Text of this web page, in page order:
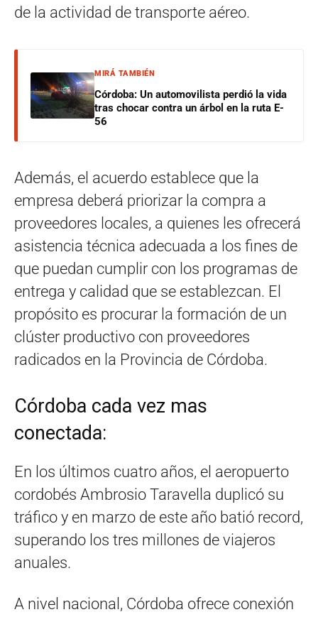
de la actividad de transporte aéreo.
MIRÁ TAMBIÉN
Córdoba: Un automovilista perdió la vida
tras chocar contra un árbol en la ruta E-
56
Además, el acuerdo establece que la
empresa deberá priorizar la compra a
proveedores locales, a quienes les ofrecerá
asistencia técnica adecuada a los fines de
que puedan cumplir con los programas de
entrega y calidad que se establezcan. El
propósito es procurar la formación de un
clúster productivo con proveedores
radicados en la Provincia de Córdoba.
Córdoba cada vez mas
conectada:
En los últimos cuatro años, el aeropuerto
cordobés Ambrosio Taravella duplicó su
tráfico y en marzo de este año batió record,
superando los tres millones de viajeros
anuales.
A nivel nacional, Córdoba ofrece conexión